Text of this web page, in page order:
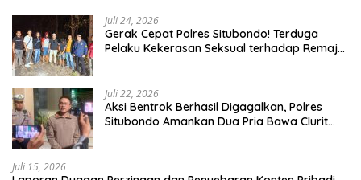
Juli 24, 2026
Gerak Cepat Polres Situbondo! Terduga
Pelaku Kekerasan Seksual terhadap Remaja
Juli 22, 2026
Aksi Bentrok Berhasil Digagalkan, Polres
Situbondo Amankan Dua Pria Bawa Clurit
Juli 15, 2026